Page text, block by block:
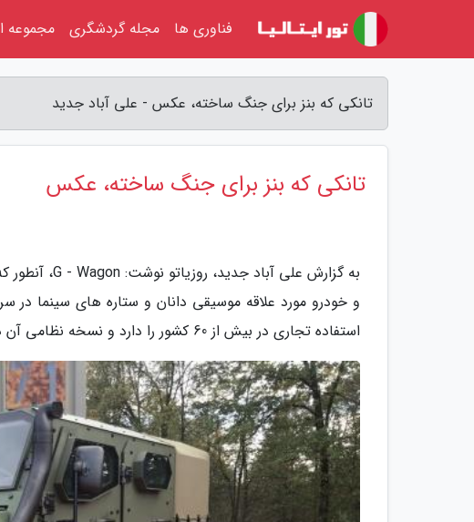
تانکی که بنز برای جنگ ساخته، عکس - علی آباد جدید
تانکی که بنز برای جنگ ساخته، عکس
و خودرو مورد علاقه موسیقی دانان و ستاره های سینما
استفاده تجاری در بیش از 60 کشور را دارد و نسخه نظامی آن در بیش از 35 کشور در حال خدمت است.
فناوری ها مجله گردشگری مجموعه